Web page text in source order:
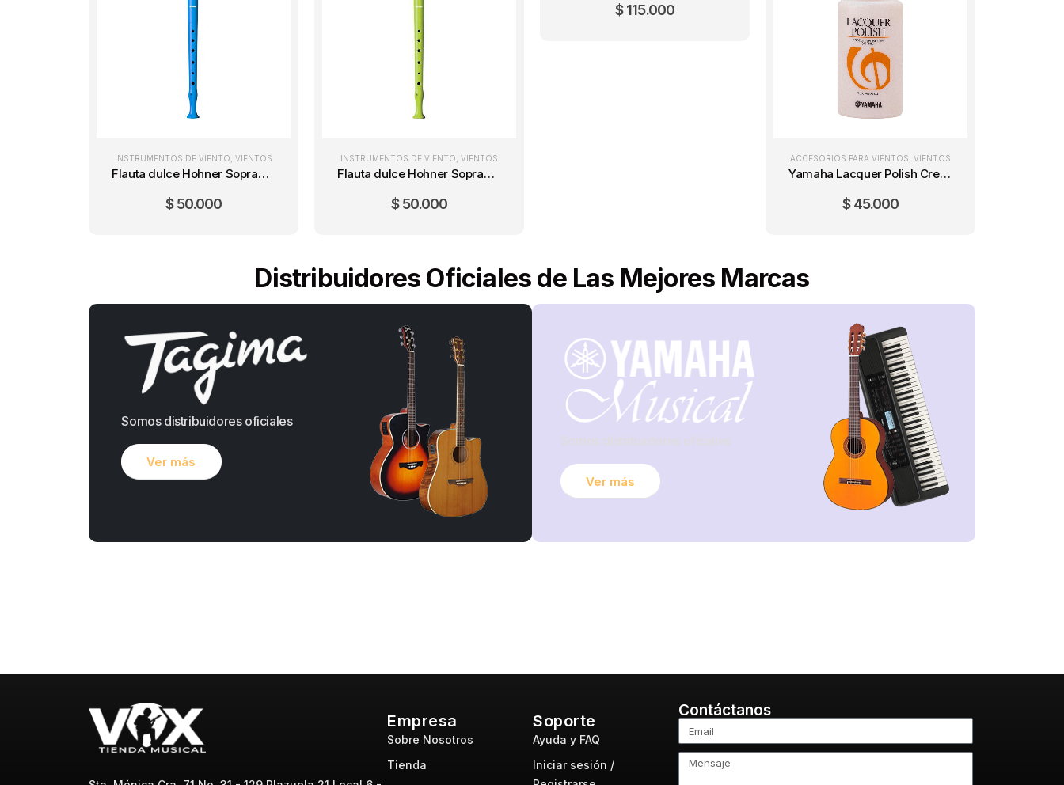
INSTRUMENTOS DE VIENTO VIENTOS
Flauta dulce Hohner Soprano 9508 Azul
$50.000
INSTRUMENTOS DE VIENTO VIENTOS
Flauta dulce Hohner Soprano 9508 Verde
$50.000
$115.000
ACCESORIOS PARA VIENTOS VIENTOS
Yamaha Lacquer Polish Crema para instrumentos dorados
$45.000
Distribuidores Oficiales de Las Mejores Marcas
Somos distribuidores oficiales
Ver más
Somos distribuidores oficiales
Ver más
Empresa
Sobre Nosotros
Tienda
Soporte
Ayuda y FAQ
Iniciar sesión /
Contáctanos